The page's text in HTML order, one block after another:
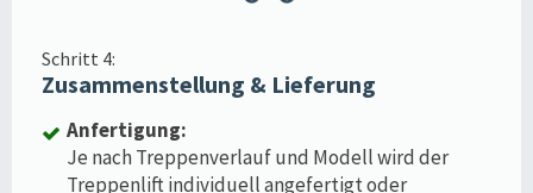
Schritt 4:
Zusammenstellung & Lieferung
Anfertigung:
Je nach Treppenverlauf und Modell wird der
Treppenlift individuell angefertigt oder